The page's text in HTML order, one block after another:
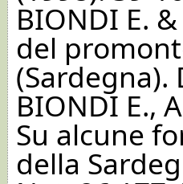
BIONDI E.
del
(Sardegna).
BIONDI E.,
Su alcune
della